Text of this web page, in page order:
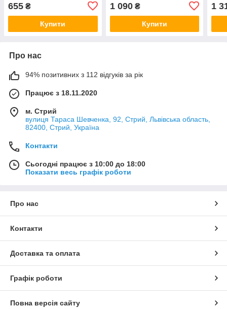
655 ₴
Купити
1 090₴
Купити
1
Про нас
94% позитивних з 112 відгуків за рік
Працює з 18.11.2020
м. Стрий
вулиця Тараса Шевченка, 92, Стрий, Львівська область,
82400, Стрий, Україна
Контакти
Сьогодні працює з 10:00 до 18:00
Показати весь графік роботи
Про нас
Контакти
Доставка та оплата
Графік роботи
Повна версія сайту